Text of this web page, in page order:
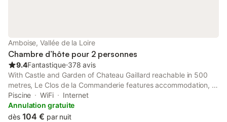
Amboise, Vallée de la Loire
Chambre d’hôte pour 2 personnes
9.4Fantastique⋅378 avis
With Castle and Garden of Chateau Gaillard reachable in 500
metres, Le Clos de la Commanderie features accommodation, a
restaurant, a garden, a pool, a bar and a shared lounge. Free
WiFi is offered.
Piscine WiFi
Internet
Annulation gratuite
dès 104 € par nuit